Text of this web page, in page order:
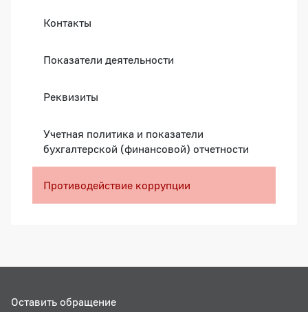
Контакты
Показатели деятельности
Реквизиты
Учетная политика и показатели
бухгалтерской (финансовой) отчетности
Противодействие коррупции
Оставить обращение